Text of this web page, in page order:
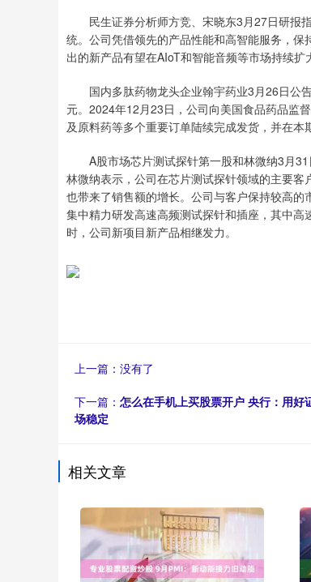
民生证券分析师方竞、宋晓东3月27日研报指
统。公司凭借领先的产品性能和高智能服务，
出的新产品有望在AIoT和智能音频等市场持续扩
国内多肽药物龙头企业翰宇药业3月26日公
元。2024年12月23日，公司向美国食品药品监
及原料药等多个重要订单陆续完成发货，并在本
A股市场芯片测试探针第一股和林微纳3月31
林微纳表示，公司在芯片测试探针领域的主要
也带来了销售额的增长。公司与客户保持较高
集中精力研发高速高频测试探针和插座，其中
时，公司新项目新产品相继发力。
上一篇：没有了
下一篇： 怎么在手机上买股票开户 央行：用
场稳定
相关文章